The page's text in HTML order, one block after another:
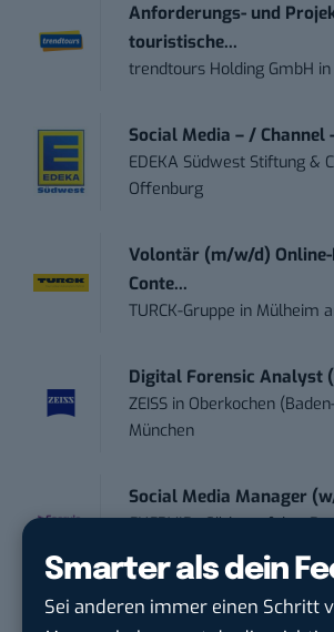
Smarter als dein
Sei anderen immer einen Schritt
Anforderungs- und
touristische...
trendtours Holding GmbH in
Social Media – / Channel
EDEKA Südwest Stiftung &
Offenburg
Volontär (m/w/d)
Conte...
TURCK-Gruppe in Mülheim
Digital Forensic Analyst
ZEISS in Oberkochen
München
Social Media Manager
ENERVIE - Südwestfalen
Hagen
PR & Social Media